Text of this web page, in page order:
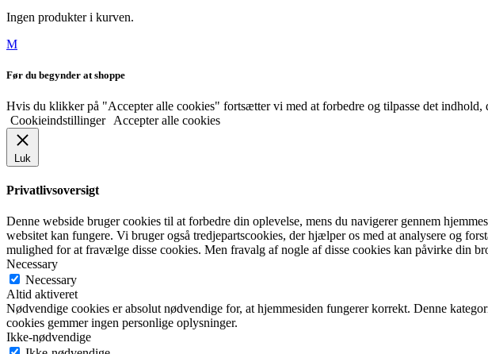
Ingen produkter i kurven.
Før du begynder at shoppe
Hvis du klikker på "Accepter alle cookies" fortsætter vi med at forbedre og tilpasse det indhold,
Cookieindstillinger
Accepter alle cookies
Luk
Privatlivsoversigt
Denne webside bruger cookies til at forbedre din oplevelse, mens du navigerer gennem
websitet kan fungere. Vi bruger også tredjepartscookies, der hjælper os med at analysere og
mulighed for at fravælge disse cookies. Men fravalg af nogle af disse cookies kan påvirke din
Necessary
Necessary
Altid aktiveret
Nødvendige cookies er absolut nødvendige for, at hjemmesiden fungerer korrekt. Denne
cookies gemmer ingen personlige oplysninger.
Ikke-nødvendige